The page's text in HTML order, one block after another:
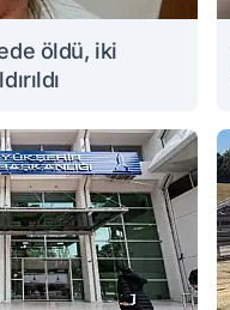
öldü, iki